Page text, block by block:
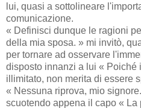
lui, quasi a sottolineare
comunicazione.
« Definisci dunque le ragioni
della mia sposa. » mi invitò,
per tornare ad osservare
disposto innanzi a lui « Poiché
illimitato, non merita di essere
« Nessuna riprova, mio
scuotendo appena il capo «